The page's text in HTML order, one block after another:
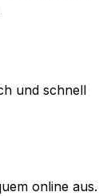
und schnell
online aus.